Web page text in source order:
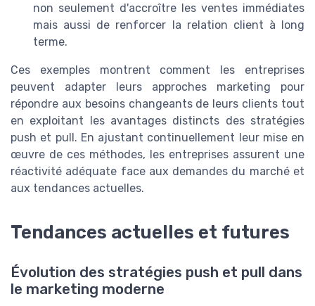
non seulement d'accroître les ventes immédiates
mais aussi de renforcer la relation client à long
terme.
Ces exemples montrent comment les entreprises
peuvent adapter leurs approches marketing pour
répondre aux besoins changeants de leurs clients tout
en exploitant les avantages distincts des stratégies
push et pull. En ajustant continuellement leur mise en
œuvre de ces méthodes, les entreprises assurent une
réactivité adéquate face aux demandes du marché et
aux tendances actuelles.
Tendances actuelles et futures
Évolution des stratégies push et pull dans
le marketing moderne